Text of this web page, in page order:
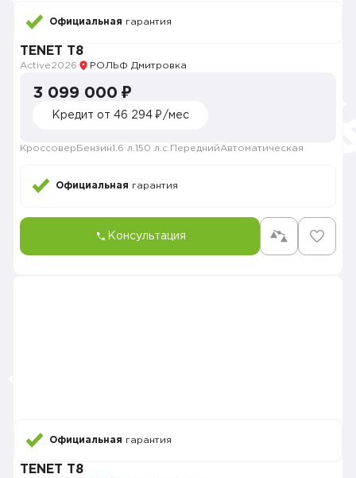
Официальная гарантия
TENET T8
Active2026 РОЛЬФ Дмитровка
3 099 000 ₽
Кредит от 46 294 ₽/мес
Кроссовер Бензин1.6 л. 150 л.с. ПереднийАвтоматическая
Официальная гарантия
Консультация
Официальная гарантия
TENET T8